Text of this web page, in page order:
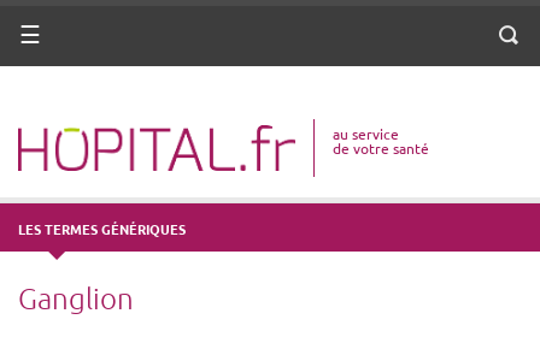
ANNUAIRE
VOTRE SANTÉ
DROITS & DÉMARCHES
MISSIONS
MÉTIERS
Menu
au service
de votre santé
LES TERMES GÉNÉRIQUES
Ganglion